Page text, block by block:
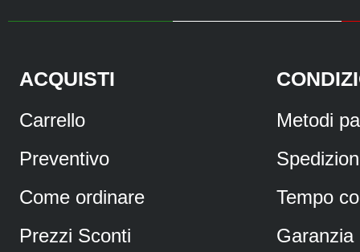
ACQUISTI
Carrello
Preventivo
Come ordinare
Prezzi Sconti
Metodi
Tempo
Garanzia